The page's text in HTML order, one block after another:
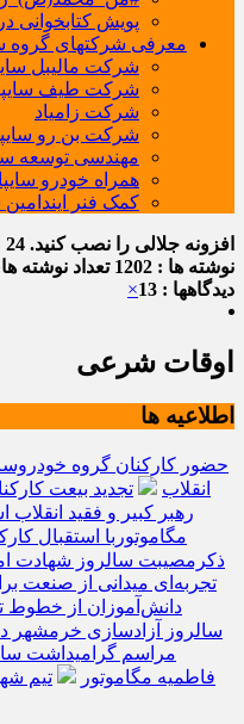
پویش کتابخوانی
معرفی شرکتهای گروه
شرکت مالیبل
شرکت طیف
شرکت زامیاد
شرکت بن رو
مهندسی توسعه
همراه خودرو سایپا
کمک فنر ایندامین
افزونه جلالی را نصب کنید. 24 صفر 1448
نوشته ها : 1202
تعداد نوشته
دیدگاهها : 13
×
اوقات شرعی
اطلاعیه ها
حضور کارکنان گروه
انقلاب
تجدید بیعت
رهبر کبیر و فقید انقلاب
مگاموتوربا استقبال
ذکرمصیبت سالروز شهادت
تجربه‌ای میدانی از صنعت
دانش‌آموزان از خطوط
سالروز آزادسازی خرمشهر
مراسم گرامیداشت
فاطمیه مگاموتور
تیم